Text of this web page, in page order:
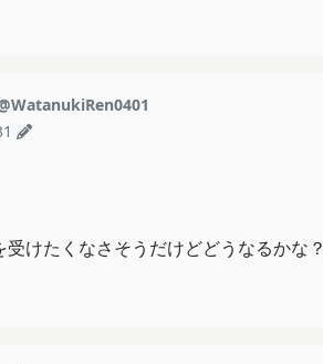
けたくなさそうだけどどうなるかな？